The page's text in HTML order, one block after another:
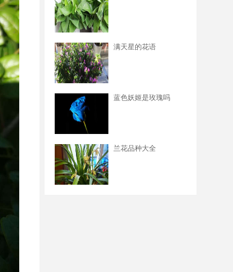
满天星的花语
蓝色妖姬是玫瑰吗
兰花品种大全